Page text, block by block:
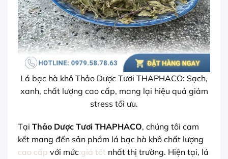
Lá bạc hà khô Thảo Dược Tươi THAPHACO: Sạch,
xanh, chất lượng cao cấp, mang lại hiệu quả giảm
stress tối ưu.
Tại Thảo Dược Tươi THAPHACO, chúng tôi cam
kết mang đến sản phẩm lá bạc hà khô chất lượng
cao cấp với mức giá tốt nhất thị trường. Hiện tại, lá